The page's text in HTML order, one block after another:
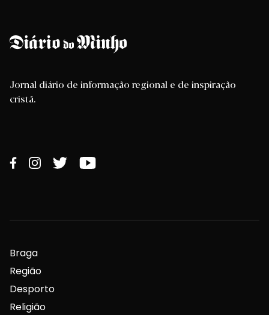
Jornal diário de informação regional e de inspiração
cristã.
Braga
Região
Desporto
Religião